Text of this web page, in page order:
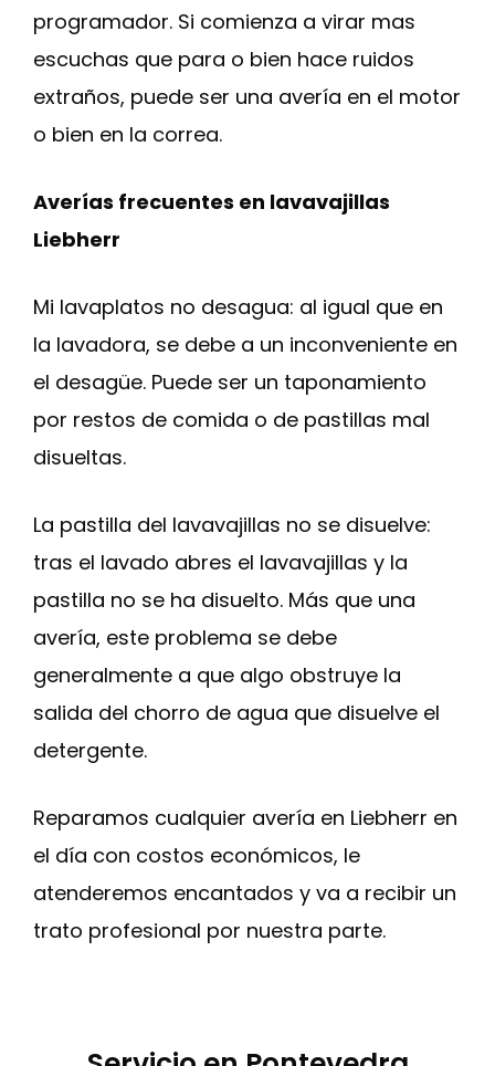
programador. Si comienza a virar mas
escuchas que para o bien hace ruidos
extraños, puede ser una avería en el motor
o bien en la correa.
Averías frecuentes en lavavajillas
Liebherr
Mi lavaplatos no desagua: al igual que en
la lavadora, se debe a un inconveniente en
el desagüe. Puede ser un taponamiento
por restos de comida o de pastillas mal
disueltas.
La pastilla del lavavajillas no se disuelve:
tras el lavado abres el lavavajillas y la
pastilla no se ha disuelto. Más que una
avería, este problema se debe
generalmente a que algo obstruye la
salida del chorro de agua que disuelve el
detergente.
Reparamos cualquier avería en Liebherr en
el día con costos económicos, le
atenderemos encantados y va a recibir un
trato profesional por nuestra parte.